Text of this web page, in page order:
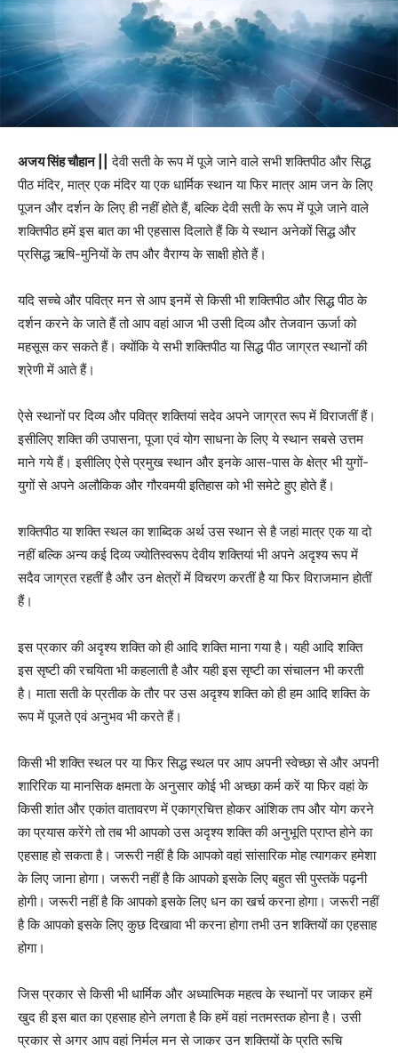
अजय सिंह चौहान ||
देवी सती के रूप में पूजे जाने वाले सभी शक्तिपीठ और सिद्ध
पीठ मंदिर, मात्र एक मंदिर या एक धार्मिक स्थान या फिर मात्र आम जन के लिए
पूजन और दर्शन के लिए ही नहीं होते हैं, बल्कि देवी सती के रूप में पूजे जाने वाले
शक्तिपीठ हमें इस बात का भी एहसास दिलाते हैं कि ये स्थान अनेकों सिद्ध और
प्रसिद्ध ऋषि-मुनियों के तप और वैराग्य के साक्षी होते हैं।
यदि सच्चे और पवित्र मन से आप इनमें से किसी भी शक्तिपीठ और सिद्ध पीठ के
दर्शन करने के जाते हैं तो आप वहां आज भी उसी दिव्य और तेजवान ऊर्जा को
महसूस कर सकते हैं। क्योंकि ये सभी शक्तिपीठ या सिद्ध पीठ जाग्रत स्थानों की
श्रेणी में आते हैं।
ऐसे स्थानों पर दिव्य और पवित्र शक्तियां सदेव अपने जाग्रत रूप में विराजतीं हैं।
इसीलिए शक्ति की उपासना, पूजा एवं योग साधना के लिए ये स्थान सबसे उत्तम
माने गये हैं। इसीलिए ऐसे प्रमुख स्थान और इनके आस-पास के क्षेत्र भी युगों-
युगों से अपने अलौकिक और गौरवमयी इतिहास को भी समेटे हुए होते हैं।
शक्तिपीठ या शक्ति स्थल का शाब्दिक अर्थ उस स्थान से है जहां मात्र एक या दो
नहीं बल्कि अन्य कई दिव्य ज्योतिस्वरूप देवीय शक्तियां भी अपने अदृश्य रूप में
सदैव जाग्रत रहतीं है और उन क्षेत्रों में विचरण करतीं है या फिर विराजमान होतीं
हैं।
इस प्रकार की अदृश्य शक्ति को ही आदि शक्ति माना गया है। यही आदि शक्ति
इस सृष्टी की रचयिता भी कहलाती है और यही इस सृष्टी का संचालन भी करती
है। माता सती के प्रतीक के तौर पर उस अदृश्य शक्ति को ही हम आदि शक्ति के
रूप में पूजते एवं अनुभव भी करते हैं।
किसी भी शक्ति स्थल पर या फिर सिद्ध स्थल पर आप अपनी स्वेच्छा से और अपनी
शारिरिक या मानसिक क्षमता के अनुसार कोई भी अच्छा कर्म करें या फिर वहां के
किसी शांत और एकांत वातावरण में एकाग्रचित्त होकर आंशिक तप और योग करने
का प्रयास करेंगे तो तब भी आपको उस अदृश्य शक्ति की अनुभूति प्राप्त होने का
एहसाह हो सकता है। जरूरी नहीं है कि आपको वहां सांसारिक मोह त्यागकर हमेशा
के लिए जाना होगा। जरूरी नहीं है कि आपको इसके लिए बहुत सी पुस्तकें पढ़नी
होगी। जरूरी नहीं है कि आपको इसके लिए धन का खर्च करना होगा। जरूरी नहीं
है कि आपको इसके लिए कुछ दिखावा भी करना होगा तभी उन शक्तियों का एहसाह
होगा।
जिस प्रकार से किसी भी धार्मिक और अध्यात्मिक महत्व के स्थानों पर जाकर हमें
खुद ही इस बात का एहसाह होने लगता है कि हमें वहां नतमस्तक होना है। उसी
प्रकार से अगर आप वहां निर्मल मन से जाकर उन शक्तियों के प्रति रूचि